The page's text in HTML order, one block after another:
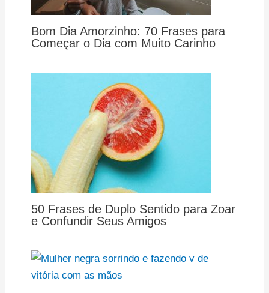
Bom Dia Amorzinho: 70 Frases para
Começar o Dia com Muito Carinho
50 Frases de Duplo Sentido para Zoar
e Confundir Seus Amigos